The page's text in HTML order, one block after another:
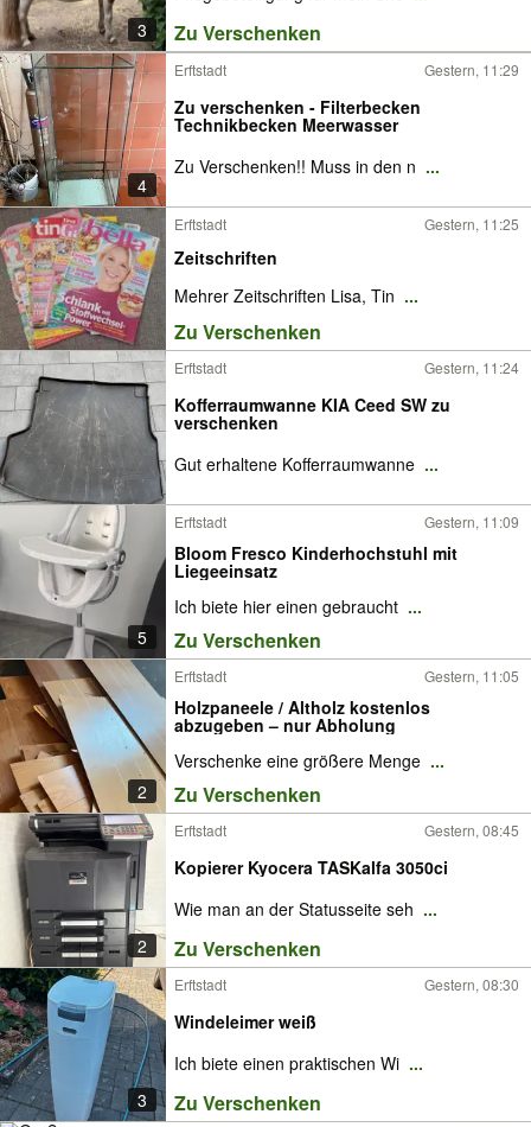
3 Zu Verschenken
4
Erftstadt Gestern, 11:29
Zu verschenken - Filterbecken
Technikbecken Meerwasser
Zu Verschenken!! Muss in den n ...
Erftstadt Gestern, 11:25
Zeitschriften
Mehrer Zeitschriften Lisa, Tin ...
Zu Verschenken
Erftstadt Gestern, 11:24
Kofferraumwanne KIA Ceed SW zu
verschenken
Gut erhaltene Kofferraumwanne ...
5
Erftstadt Gestern, 11:09
Bloom Fresco Kinderhochstuhl mit
Liegeeinsatz
Ich biete hier einen gebraucht ...
Zu Verschenken
2
Erftstadt Gestern, 11:05
Holzpaneele / Altholz kostenlos
abzugeben – nur Abholung
Verschenke eine größere Menge ...
Zu Verschenken
2
Erftstadt Gestern, 08:45
Kopierer Kyocera TASKalfa 3050ci
Wie man an der Statusseite seh ...
Zu Verschenken
3
Erftstadt Gestern, 08:30
Windeleimer weiß
Ich biete einen praktischen Wi ...
Zu Verschenken